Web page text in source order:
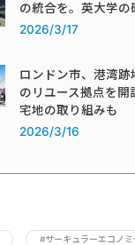
の統合を。英大学の
2026/3/17
ロンドン市、港湾跡
のリユース拠点を開
宅地の取り組みも
2026/3/16
#サーキュラーエコノミ